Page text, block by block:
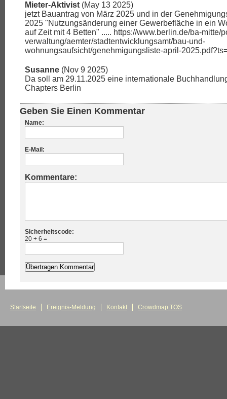
Mieter-Aktivist (May 13 2025)
jetzt Bauantrag von März 2025 und in der
2025 "Nutzungsänderung einer Gewerbefläche in ein
auf Zeit mit 4 Betten" ..... https://www.berlin.de/ba-mitte/
verwaltung/aemter/stadtentwicklungsamt/bau-und-
wohnungsaufsicht/genehmigungsliste-april-
Susanne (Nov 9 2025)
Da soll am 29.11.2025 eine internationale
Chapters Berlin
Geben Sie Einen Kommentar
Name:
E-Mail:
Kommentare:
Sicherheitscode:
20 + 6 =
Startseite Ereignis-Meldung Kontakt Crowdmap TOS